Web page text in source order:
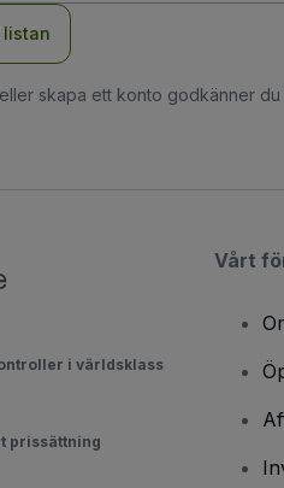
listan
skapa ett konto godkänner du
i världsklass
prissättning
Vårt